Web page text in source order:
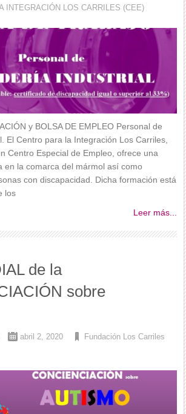
INTEGRACIÓN LOS CARRILES (CEE)
y BOLSA DE EMPLEO Personal de
El Centro para la Integración Los Carriles,
Centro Especial de Empleo, ofrece una
en la comarca del mármol así como
con discapacidad. Dicha formación está
los
Leer más...
de la
sobre
abril 2, 2020
Fundación Los Carriles